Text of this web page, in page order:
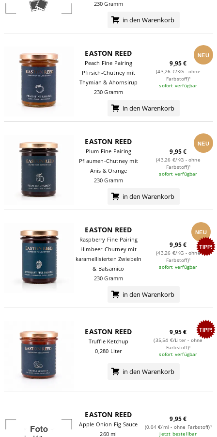
230 Gramm
in den Warenkorb
NEU
EASTON REED
Peach Fine Pairing
Pfirsich-Chutney mit
Thymian & Ahornsirup
230 Gramm
9,95 €
(43,26 €/KG - ohne
Farbstoff)¹
sofort verfügbar
in den Warenkorb
NEU
EASTON REED
Plum Fine Pairing
Pflaumen-Chutney mit
Anis & Orange
230 Gramm
9,95 €
(43,26 €/KG - ohne
Farbstoff)¹
sofort verfügbar
in den Warenkorb
NEU
TIPP!
EASTON REED
Raspberry Fine Pairing
Himbeer-Chutney mit
karamellisierten Zwiebeln
& Balsamico
230 Gramm
9,95 €
(43,26 €/KG - ohne
Farbstoff)¹
sofort verfügbar
in den Warenkorb
TIPP!
EASTON REED
Truffle Ketchup
0,280 Liter
9,95 €
(35,54 €/Liter - ohne
Farbstoff)¹
sofort verfügbar
in den Warenkorb
EASTON REED
Apple Onion Fig Sauce
260 ml
9,95 €
(0,04 €/ml - ohne Farbstoff)¹
jetzt bestellbar